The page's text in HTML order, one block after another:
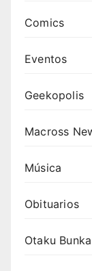
Comics
Eventos
Geekopolis
Macross
Música
Obituarios
Otaku Bunka